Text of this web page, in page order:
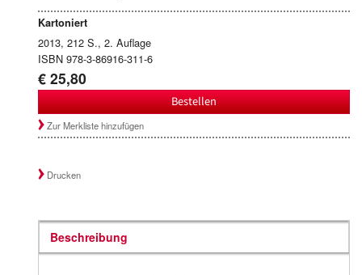
Kartoniert
2013, 212 S., 2. Auflage
ISBN 978-3-86916-311-6
€ 25,80
Bestellen
Zur Merkliste hinzufügen
Drucken
Beschreibung